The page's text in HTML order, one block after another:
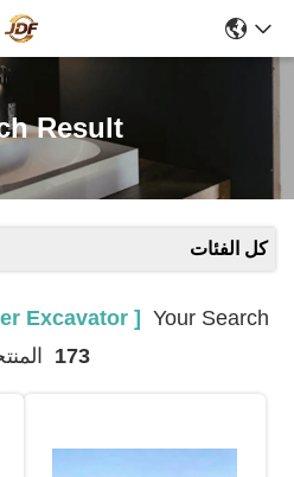
Result
كل الفئات
Your Search
[ Used Crawler Excavator ]
173